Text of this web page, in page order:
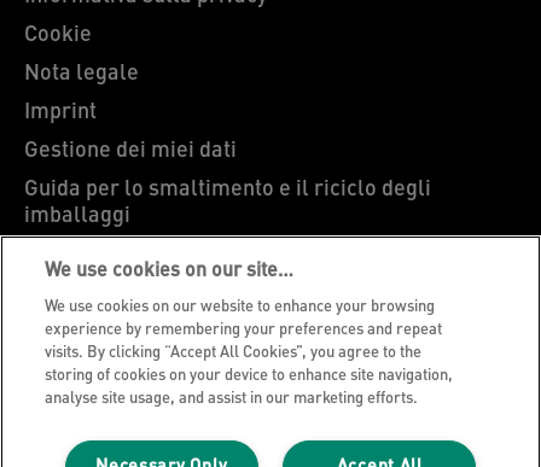
Cookie
Nota legale
Imprint
Gestione dei miei dati
Guida per lo smaltimento e il riciclo degli
imballaggi
Blog Leitz
Carriere
Leitz EasyPrint
Ti serve assistenza?
Condizioni di garanzia
Dichiarazioni di conformità
We use cookies on our site…
We use cookies on our website to enhance your browsing
experience by remembering your preferences and repeat
visits. By clicking “Accept All Cookies”, you agree to the
storing of cookies on your device to enhance site navigation,
analyse site usage, and assist in our marketing efforts.